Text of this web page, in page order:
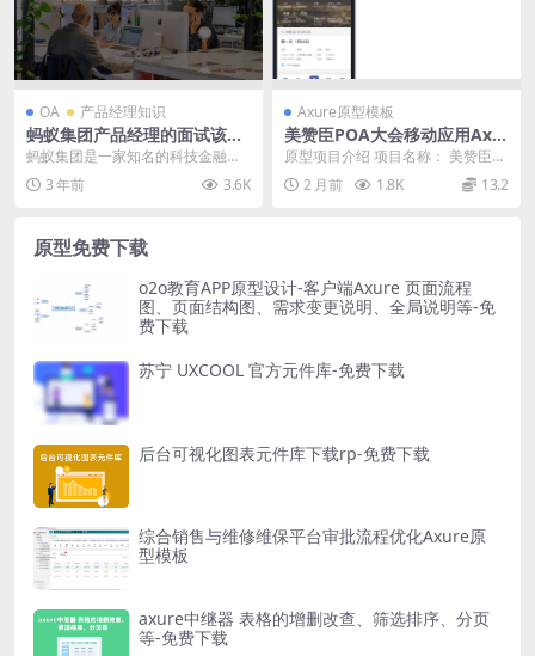
OA 产品经理知识
蚂蚁集团产品经理的面试该怎
么准备？
蚂蚁集团是一家知名的科技金融公
司，在市场上有着强大的影响力。
作为蚂蚁集团产品经理...
3 年前 3.6K
Axure原型模板
美赞臣POA大会移动应用Axu
re原型模板
原型项目介绍 项目名称： 美赞臣P
OA大会APP原型 原型介绍： 这是
一个为美赞...
2 月前 1.8K 13.2
原型免费下载
o2o教育APP原型设计-客户端Axure 页面流程
图、页面结构图、需求变更说明、全局说明等-免
费下载
苏宁 UXCOOL 官方元件库-免费下载
后台可视化图表元件库下载rp-免费下载
综合销售与维修维保平台审批流程优化Axure原
型模板
axure中继器 表格的增删改查、筛选排序、分页
等-免费下载